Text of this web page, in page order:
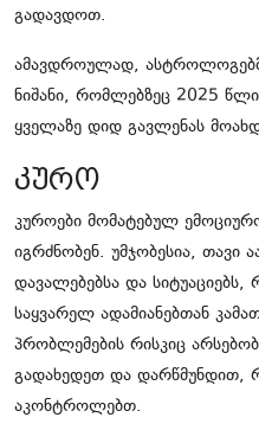
გადავდოთ.
ამავდროულად,
ნიშანი, რომლებზეც 2025
ყველაზე დიდ გავლენას
კურო
კუროები მომატებულ
იგრძნობენ. უმჯობესია,
დავალებებსა და
საყვარელ ადამიანებთან
პრობლემების რისკიც
გადახედეთ და დარწმუნდით,
აკონტროლებთ.